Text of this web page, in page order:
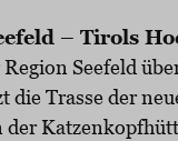
– Tirols
Seefeld
die Trasse der